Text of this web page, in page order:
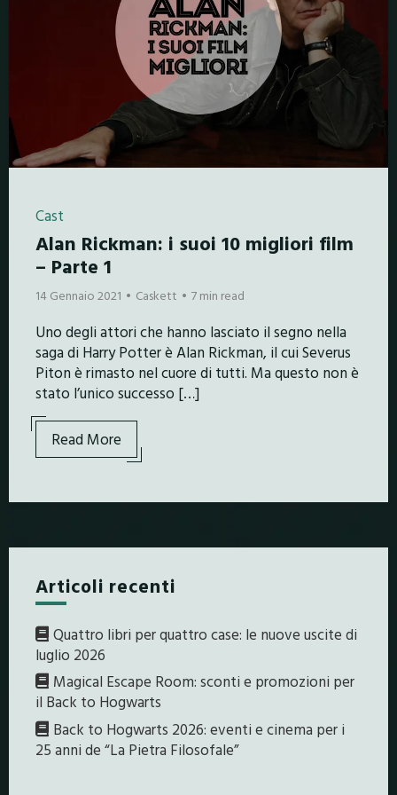
Cast
Alan Rickman: i suoi 10 migliori film
– Parte 1
14 Gennaio 2021 Caskett 7 min read
Uno degli attori che hanno lasciato il segno nella
saga di Harry Potter è Alan Rickman, il cui Severus
Piton è rimasto nel cuore di tutti. Ma questo non è
stato l’unico successo […]
Read More
Articoli recenti
Quattro libri per quattro case: le nuove uscite di
luglio 2026
Magical Escape Room: sconti e promozioni per
il Back to Hogwarts
Back to Hogwarts 2026: eventi e cinema per i
25 anni de “La Pietra Filosofale”